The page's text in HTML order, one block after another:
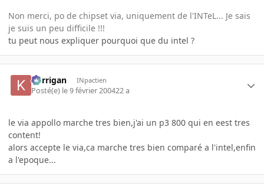
Non merci, po de chipset via, uniquement de l'INTeL... Je sais
je suis un peu difficile !!!
tu peut nous expliquer pourquoi que du intel ?
korrigan INpactien
Posté(e) le 9 février 200422 a
le via appollo marche tres bien,j'ai un p3 800 qui en eest tres
content!
alors accepte le via,ca marche tres bien comparé a l'intel,enfin
a l'epoque...